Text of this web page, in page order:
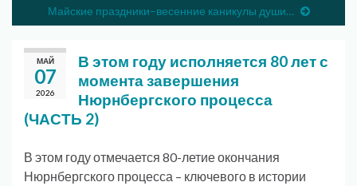
Майские праздники–весенние каникулы души…
МАЙ
07
2026
В этом году исполняется 80 лет с
момента завершения
Нюрнбергского процесса
(ЧАСТЬ 2)
В этом году отмечается 80-летие окончания
Нюрнбергского процесса – ключевого в истории